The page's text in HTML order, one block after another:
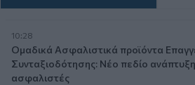
10:28
Ομαδικά Ασφαλιστικά προϊόντα
Συνταξιοδότησης: Νέο πεδίο
ασφαλιστές